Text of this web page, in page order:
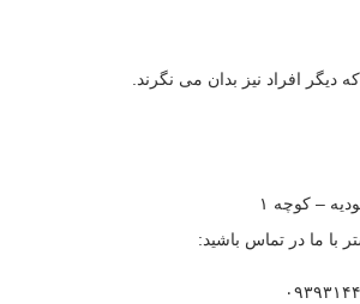
دیگر افراد نیز بدان می نگرند.
– کوچه ۱
با ما در تماس باشید: